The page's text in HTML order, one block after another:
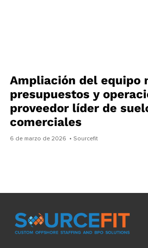
Ampliación del equipo
presupuestos y
proveedor líder de
comerciales
6 de marzo de 2026 • Sourcefit